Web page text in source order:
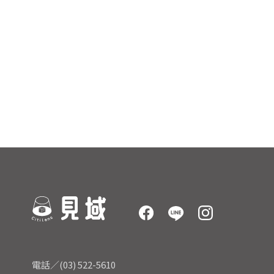
電話／(03) 522-5610